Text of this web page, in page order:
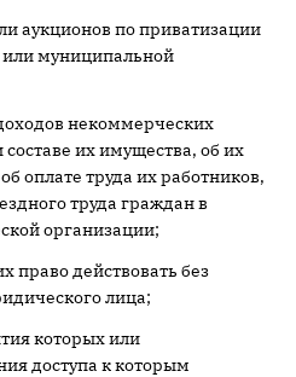
аукционов по приватизации
или муниципальной
некоммерческих
их имущества, об их
оплате труда их работников,
труда граждан в
организации;
право действовать без
лица;
которых или
доступа к которым